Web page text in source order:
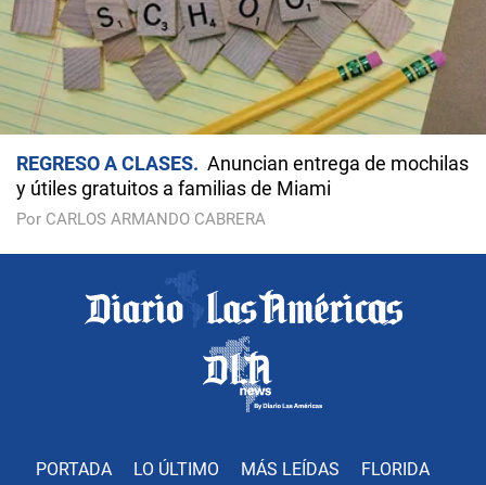
REGRESO A CLASES
Anuncian entrega de mochilas
y útiles gratuitos a familias de Miami
Por CARLOS ARMANDO CABRERA
PORTADA LO ÚLTIMO MÁS LEÍDAS FLORIDA